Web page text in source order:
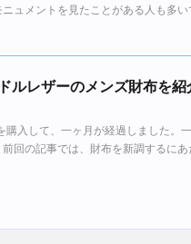
ュメントを見たことがある人も多
ルレザーのメンズ財布を
入して、一ヶ月が経過しました。
回の記事では、財布を新調するに